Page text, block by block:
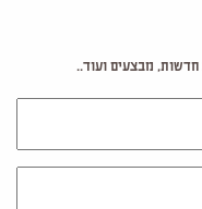
חדשות, מבצעים ועוד..